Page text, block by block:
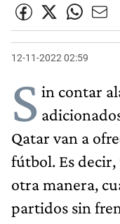
12-11-2022 02:59
S in contar
Qatar van a
fútbol. Es decir,
otra manera,
partidos sin